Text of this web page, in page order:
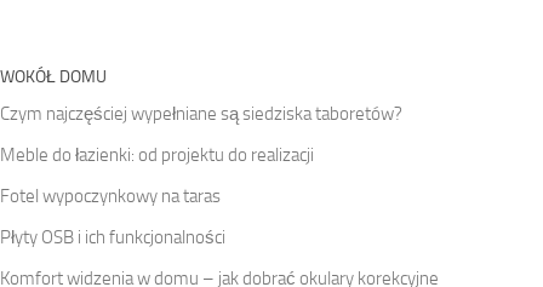
WOKÓŁ DOMU
Czym najczęściej wypełniane są siedziska taboretów?
Meble do łazienki: od projektu do realizacji
Fotel wypoczynkowy na taras
Płyty OSB i ich funkcjonalności
Komfort widzenia w domu – jak dobrać okulary korekcyjne